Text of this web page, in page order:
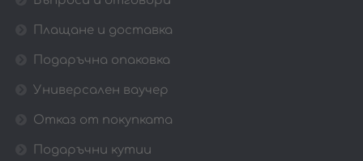
Плащане и доставка
Подаръчна опаковка
Универсален ваучер
Отказ от покупката
Подаръчни кутии